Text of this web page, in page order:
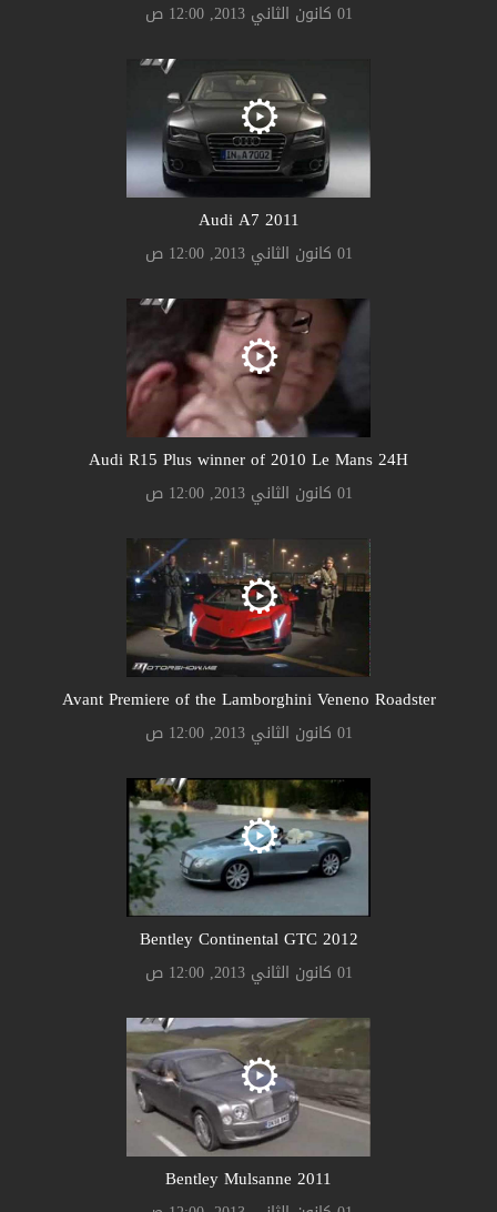
01 كانون الثاني 2013, 12:00 ص
Audi A7 2011
01 كانون الثاني 2013, 12:00 ص
Audi R15 Plus winner of 2010 Le Mans 24H
01 كانون الثاني 2013, 12:00 ص
Avant Premiere of the Lamborghini Veneno Roadster
01 كانون الثاني 2013, 12:00 ص
Bentley Continental GTC 2012
01 كانون الثاني 2013, 12:00 ص
Bentley Mulsanne 2011